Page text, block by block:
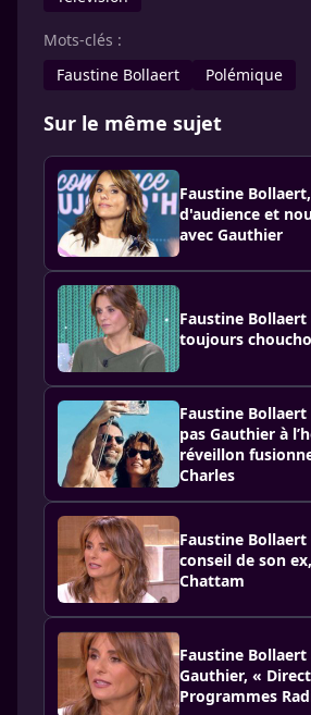
Mots-clés :
Faustine Bollaert
Polémique
Sur le même sujet
Faustine
d'audience et
avec Gauthier
Faustine
toujours
Faustine
pas Gauthier à
réveillon
Charles
Faustine Bollaert
conseil de son
Chattam
Faustine
Gauthier, «
Programmes